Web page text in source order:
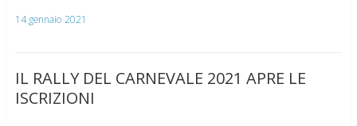
14 gennaio 2021
IL RALLY DEL CARNEVALE 2021 APRE LE
ISCRIZIONI